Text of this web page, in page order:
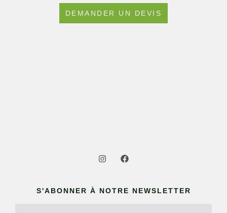
DEMANDER UN DEVIS
S'ABONNER À NOTRE NEWSLETTER